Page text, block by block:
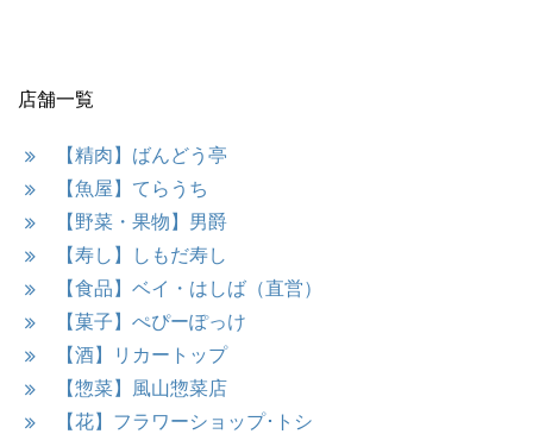
店舗一覧
【精肉】ばんどう亭
【魚屋】てらうち
【野菜・果物】男爵
【寿し】しもだ寿し
【食品】ベイ・はしば（直営）
【菓子】ぺぴーぽっけ
【酒】リカートップ
【惣菜】風山惣菜店
【花】フラワーショップ･トシ